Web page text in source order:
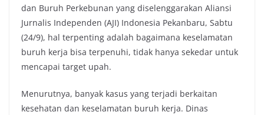
dan Buruh Perkebunan yang diselenggarakan Aliansi
Jurnalis Independen (AJI) Indonesia Pekanbaru, Sabtu
(24/9), hal terpenting adalah bagaimana keselamatan
buruh kerja bisa terpenuhi, tidak hanya sekedar untuk
mencapai target upah.
Menurutnya, banyak kasus yang terjadi berkaitan
kesehatan dan keselamatan buruh kerja. Dinas